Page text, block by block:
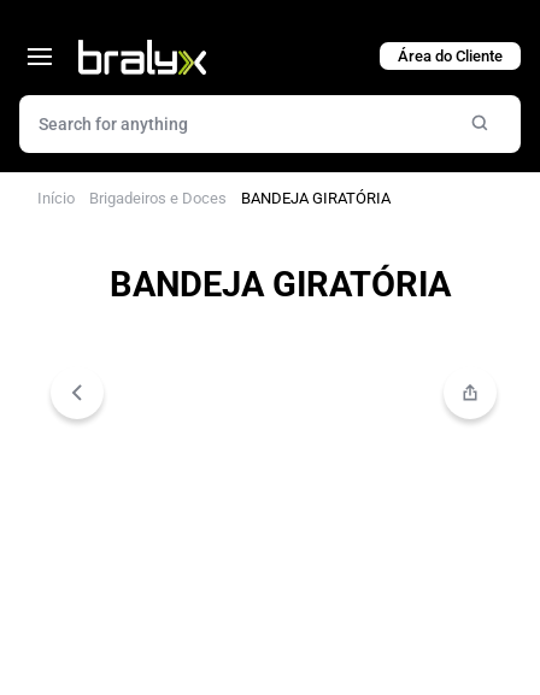
Início Brigadeiros e Doces BANDEJA GIRATÓRIA
BANDEJA GIRATÓRIA